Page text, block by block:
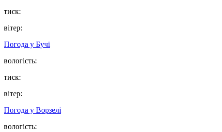
тиск:
вітер:
Погода у Бучі
вологість:
тиск:
вітер:
Погода у Ворзелі
вологість: